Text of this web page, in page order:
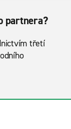
partnera?
třetí